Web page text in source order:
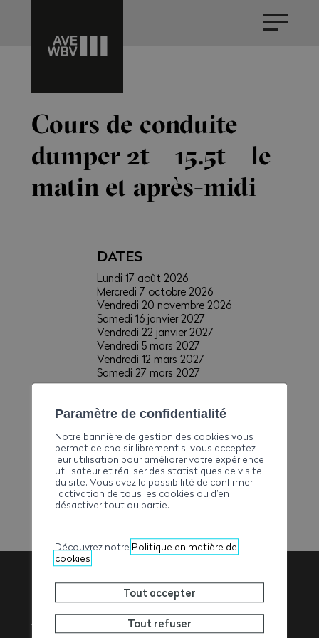
Cours de conduite
dumper 2t – 15.5t – le
matin et après-midi
DATES
Lundi 17 août 2026
Mercredi 7 octobre 2026
Vendredi 20 novembre 2026
Samedi 16 janvier 2027
Vendredi 22 janvier 2027
Vendredi 5 mars 2027
Vendredi 12 mars 2027
Samedi 27 mars 2027
wbv.ch/fr/formation/formations-de-
securite/conduite-de-dumper-
tombereau-moins-de-15-5-t-charge-
totale-18492/
CATÉGORIE
Association
Paramètre de confidentialité
Notre bannière de gestion des cookies vous
permet de choisir librement si vous acceptez
leur utilisation pour améliorer votre expérience
utilisateur et réaliser des statistiques de visite
du site. Vous avez la possibilité de confirmer
l’activation de tous les cookies ou d’en
désactiver tout ou partie.
Découvrez notre Politique en matière de
cookies
Tout accepter
Tout refuser